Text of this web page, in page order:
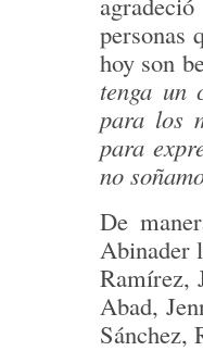
personas
hoy son
tenga un
para los
para
no
De
Abinader
Ramírez,
Abad,
Sánchez,